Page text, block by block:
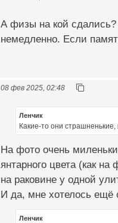
А физы на кой сдались?
немедленно. Если
08 фев 2025, 02:48
Ленчик
Какие-то они страшненькие,
На фото очень
янтарного цвета (как на
на раковине у одной
И да, мне хотелось ещё
Ленчик